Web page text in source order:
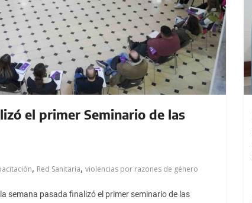
el primer Seminario de las
, Red Sanitaria, violencias por razones de género
semana pasada finalizó el primer seminario de las